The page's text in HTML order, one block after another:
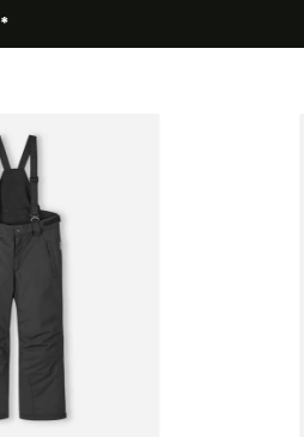
Letnie promocje 🔥 -